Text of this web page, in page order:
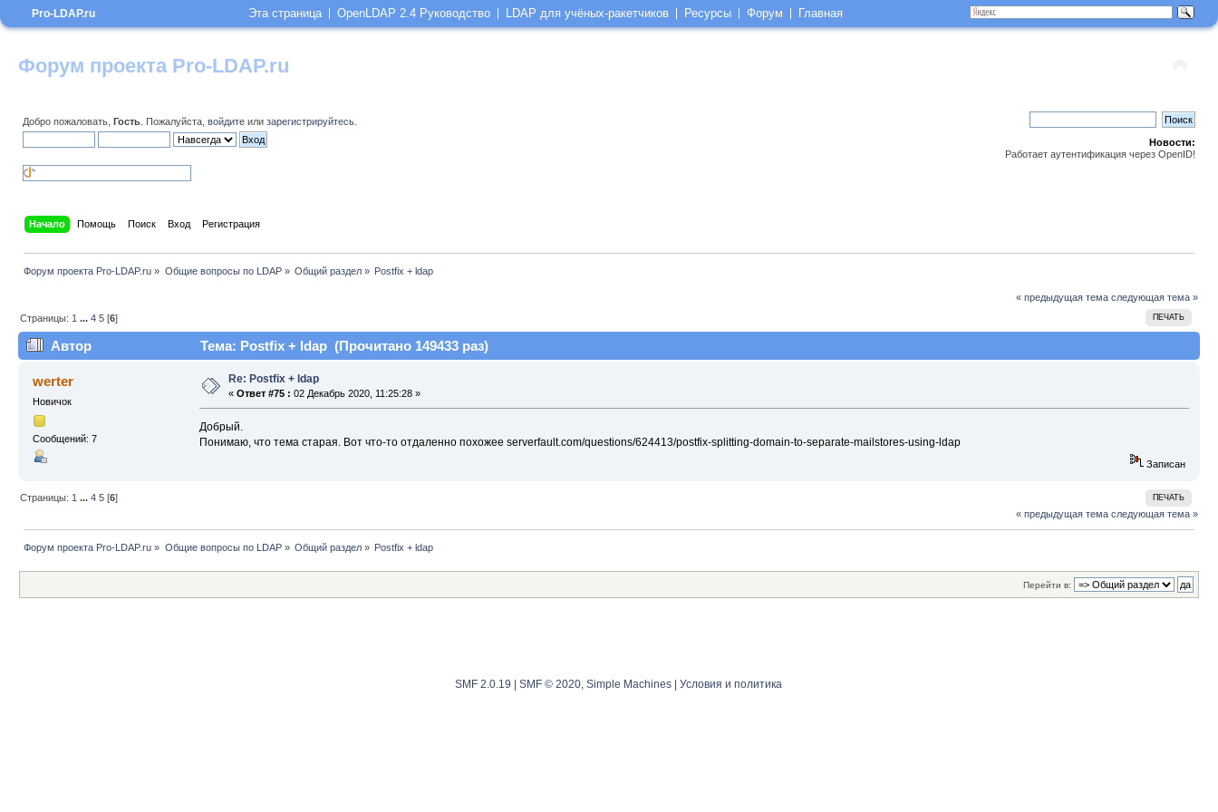
Форум проекта Pro-LDAP.ru
Добро пожаловать, Гость . Пожалуйста, войдите или зарегистрируйтесь
Новости:
Работает аутентификация через OpenID!
Начало Помощь Поиск Вход Регистрация
Форум проекта Pro-LDAP.ru » Общие вопросы по LDAP» Общий раздел» Postfix + ldap
« предыдущая тема следующая тема »
ПЕЧАТЬ
Страницы: 1 ...4 5 [6]
Автор Тема: Postfix + ldap (Прочитано 149433 раз)
werter
Новичок
Сообщений: 7
Re: Postfix + ldap
« Ответ #75 : 02 Декабрь 2020, 11:25:28 »
Добрый.
Понимаю, что тема старая. Вот что-то отдаленно похожее serverfault.com/questions/624413/postfix-splitting-domain-to-separate-mailstores-using-ldap
Записан
ПЕЧАТЬ
Страницы:1 ...4 5 [6]
« предыдущая тема следующая тема »
Форум проекта Pro-LDAP.ru » Общие вопросы по LDAP» Общий раздел» Postfix + ldap
Перейти в:
SMF 2.0.19 SMF © 2020, Simple Machines| Условия и политика
Pro-LDAP.ru Эта страница OpenLDAP 2.4 Руководство LDAP для учёных-ракетчиков Ресурсы Форум Главная